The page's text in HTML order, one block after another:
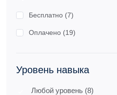
Бесплатно (7)
Оплачено (19)
Уровень навыка
Любой уровень (8)